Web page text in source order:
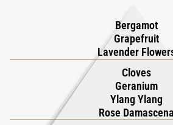
mieszanka Ylang Ylang, aromatycznych
damasceńskiej i geranium bourbona –
kwiatowo-korzenny akord, który emanuje
urokiem. Podróż kończy się wystawną
Zanzibaru i miękkiego białego piżma,
zmysłowy ślad. Egzotyczna i znajoma
Bergamot
Grapefruit
Lavender
Cloves
Geranium
Ylang Ylang
Rose Damascena